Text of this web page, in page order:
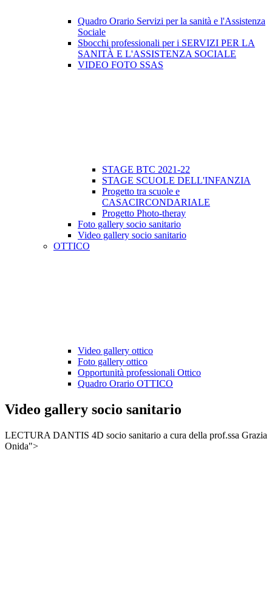
Quadro Orario Servizi per la sanità e l'Assistenza
Sociale
Sbocchi professionali per i SERVIZI PER LA
SANITÀ E L'ASSISTENZA SOCIALE
VIDEO FOTO SSAS
STAGE BTC 2021-22
STAGE SCUOLE DELL'INFANZIA
Progetto tra scuole e
CASACIRCONDARIALE
Progetto Photo-theray
Foto gallery socio sanitario
Video gallery socio sanitario
OTTICO
Video gallery ottico
Foto gallery ottico
Opportunità professionali Ottico
Quadro Orario OTTICO
Video gallery socio sanitario
LECTURA DANTIS 4D socio sanitario a cura della prof.ssa Grazia
Onida">